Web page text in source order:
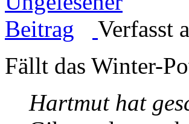
Verfasst
Fällt das Winter-
Hartmut hat